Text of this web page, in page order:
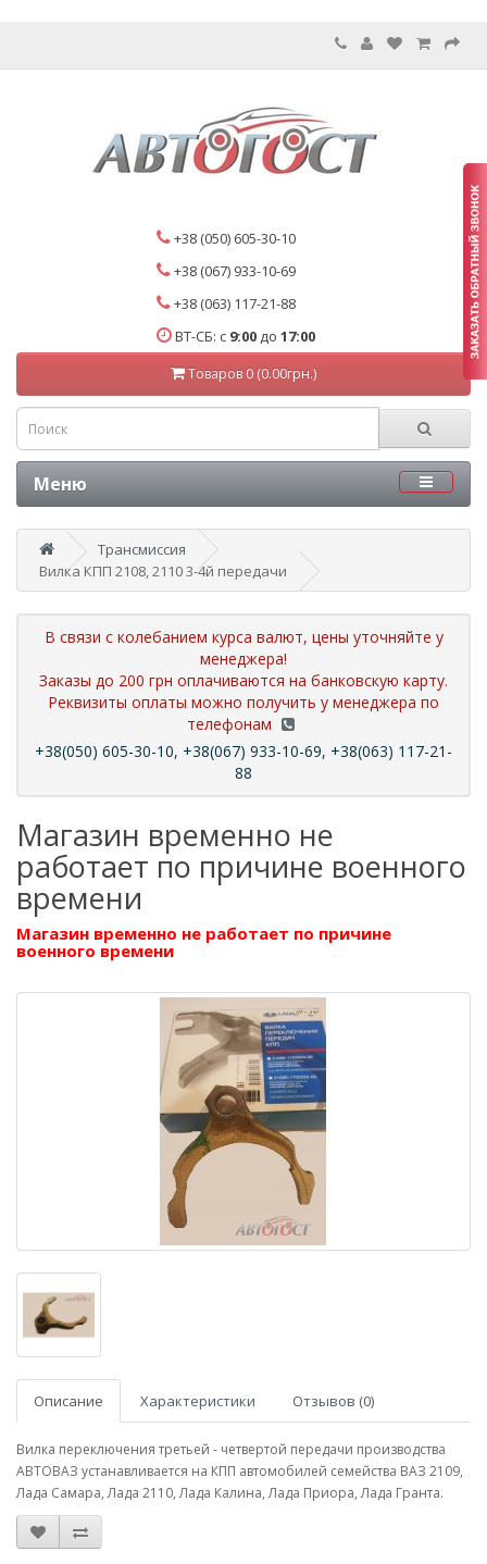
+38 (050) 605-30-10
+38 (067) 933-10-69
+38 (063) 117-21-88
ВТ-СБ: с 9:00 до 17:00
Товаров 0 (0.00грн.)
Меню
Трансмиссия
Вилка КПП 2108, 2110 3-4й передачи
В связи с колебанием курса валют, цены уточняйте у
менеджера!
Заказы до 200 грн оплачиваются на банковскую карту.
Реквизиты оплаты можно получить у менеджера по
телефонам
+38(050) 605-30-10, +38(067) 933-10-69, +38(063) 117-21-
88
Магазин временно не
работает по причине военного
времени
Магазин временно не работает по причине
военного времени
Описание Характеристики Отзывов (0)
Вилка переключения третьей - четвертой передачи производства
АВТОВАЗ устанавливается на КПП автомобилей семейства ВАЗ 2109,
Лада Самара, Лада 2110, Лада Калина, Лада Приора, Лада Гранта.